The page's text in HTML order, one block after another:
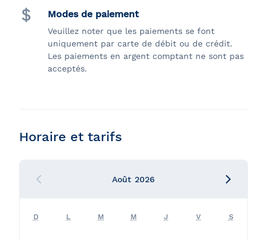
Modes de paiement
Veuillez noter que les paiements se font
uniquement par carte de débit ou de crédit.
Les paiements en argent comptant ne sont pas
acceptés.
Horaire et tarifs
Août 2026
D L M M J V S